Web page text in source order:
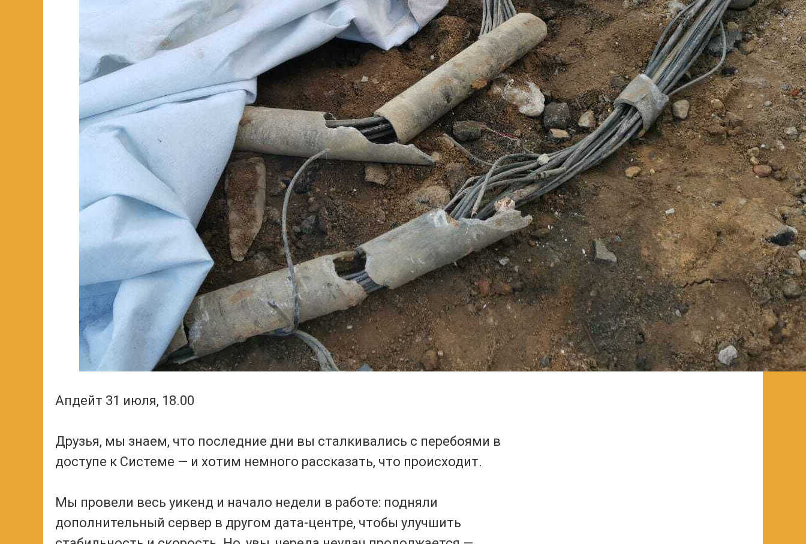
Апдейт 31 июля, 18.00
Друзья, мы знаем, что последние дни вы сталкивались с перебоями в
доступе к Системе — и хотим немного рассказать, что происходит.
Мы провели весь уикенд и начало недели в работе: подняли
дополнительный сервер в другом дата-центре, чтобы улучшить